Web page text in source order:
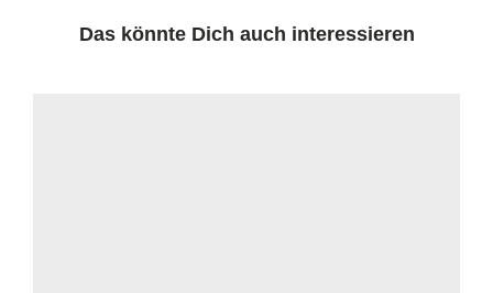
Das könnte Dich auch interessieren